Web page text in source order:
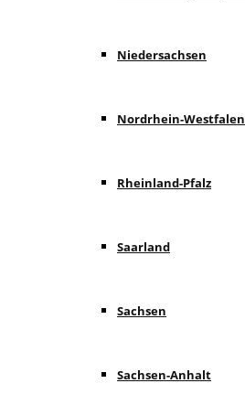
Niedersachsen
Nordrhein-Westfalen
Rheinland-Pfalz
Saarland
Sachsen
Sachsen-Anhalt